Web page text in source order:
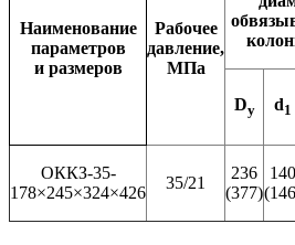
Наименование
параметров
и размеров
Рабочее
давление,
МПа
Dy d1
ОККЗ-35-
178×245×324×426
35/21
236
(377)
140